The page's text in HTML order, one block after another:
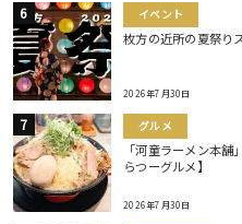
イベント
枚方の近所の夏祭り
2026年7月30日
グルメ
「河童ラーメン本
らつーグルメ】
2026年7月30日